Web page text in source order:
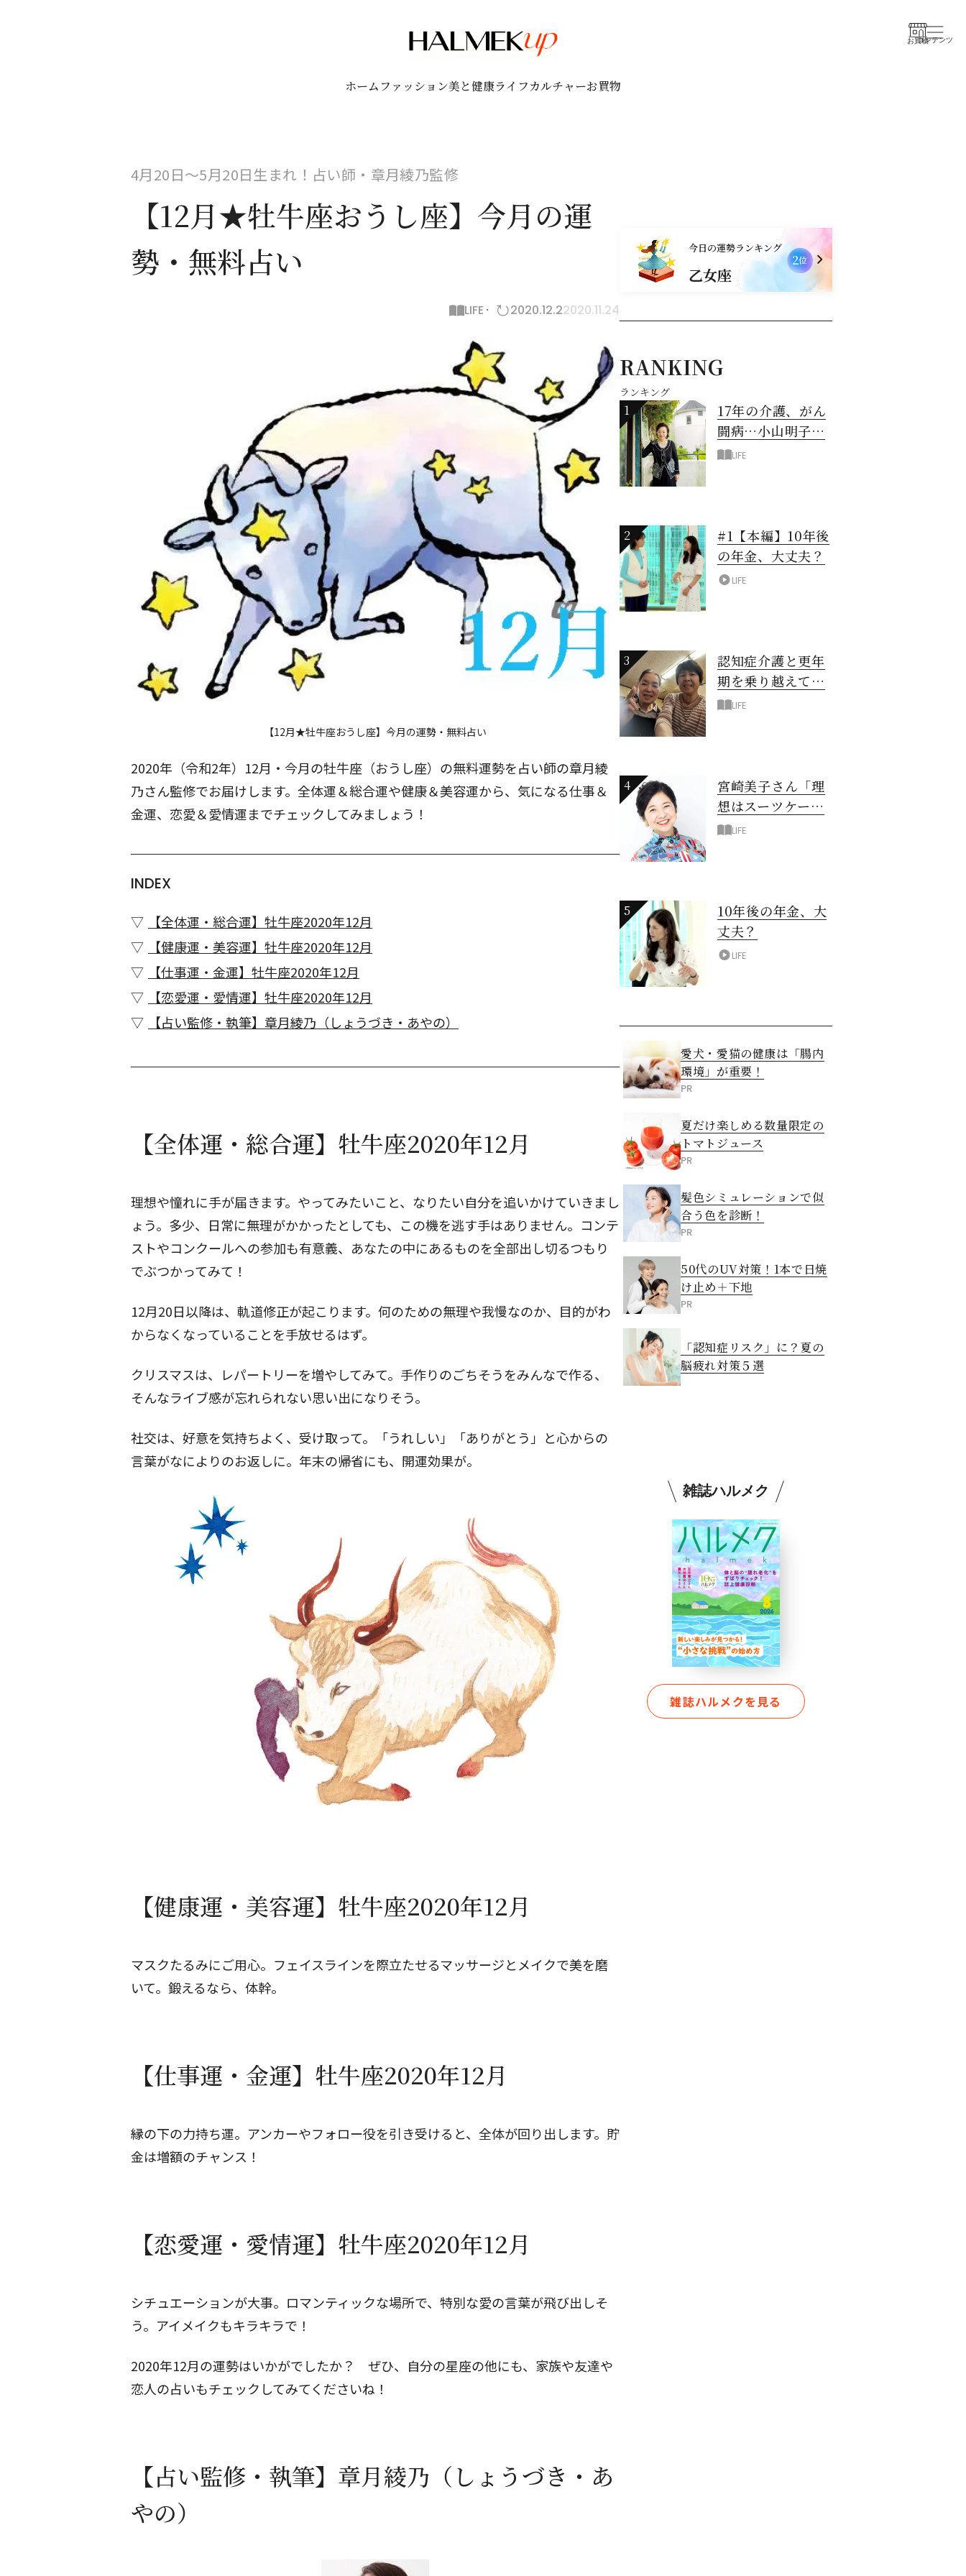
お買物コンテンツ
ホーム ファッション美と健康ライフカルチャーお買物
4月20日〜5月20日生まれ！占い師・章月綾乃監修
【12月★牡牛座おうし座】今月の運
勢・無料占い
LIFE 2020.12.22020.11.24
【12月★牡牛座おうし座】今月の運勢・無料占い
2020年（令和2年）12月・今月の牡牛座（おうし座）の無料運勢を占い師の章月綾
乃さん監修でお届けします。全体運＆総合運や健康＆美容運から、気になる仕事＆
金運、恋愛＆愛情運までチェックしてみましょう！
INDEX
【全体運・総合運】牡牛座2020年12月
【健康運・美容運】牡牛座2020年12月
【仕事運・金運】牡牛座2020年12月
【恋愛運・愛情運】牡牛座2020年12月
【占い監修・執筆】章月綾乃（しょうづき・あやの）
【全体運・総合運】牡牛座2020年12月
理想や憧れに手が届きます。やってみたいこと、なりたい自分を追いかけていきまし
ょう。多少、日常に無理がかかったとしても、この機を逃す手はありません。コンテ
ストやコンクールへの参加も有意義、あなたの中にあるものを全部出し切るつもり
でぶつかってみて！
12月20日以降は、軌道修正が起こります。何のための無理や我慢なのか、目的がわ
からなくなっていることを手放せるはず。
クリスマスは、レパートリーを増やしてみて。手作りのごちそうをみんなで作る、
そんなライブ感が忘れられない思い出になりそう。
社交は、好意を気持ちよく、受け取って。「うれしい」「ありがとう」と心からの
言葉がなによりのお返しに。年末の帰省にも、開運効果が。
【健康運・美容運】牡牛座2020年12月
マスクたるみにご用心。フェイスラインを際立たせるマッサージとメイクで美を磨
いて。鍛えるなら、体幹。
【仕事運・金運】牡牛座2020年12月
縁の下の力持ち運。アンカーやフォロー役を引き受けると、全体が回り出します。貯
金は増額のチャンス！
【恋愛運・愛情運】牡牛座2020年12月
シチュエーションが大事。ロマンティックな場所で、特別な愛の言葉が飛び出しそ
う。アイメイクもキラキラで！
2020年12月の運勢はいかがでしたか？ ぜひ、自分の星座の他にも、家族や友達や
恋人の占いもチェックしてみてくださいね！
【占い監修・執筆】章月綾乃（しょうづき・あ
やの）
今日の運勢ランキング
乙女座
2位
RANKING
ランキング
1
17年の介護、がん
闘病…小山明子さ
ん「今満たされて
LIFE
2
#1【本編】10年後
の年金、大丈夫？
LIFE
3
認知症介護と更年
期を乗り越えて！
6年の「通い介
LIFE
4
宮崎美子さん「理
想はスーツケース
一つでどこへでも
LIFE
5
10年後の年金、大
丈夫？
LIFE
愛犬・愛猫の健康は「腸内
環境」が重要！
PR
夏だけ楽しめる数量限定の
トマトジュース
PR
髪色シミュレーションで似
合う色を診断！
PR
50代のUV対策！1本で日焼
け止め＋下地
PR
「認知症リスク」に？夏の
脳疲れ対策５選
雑誌ハルメク
雑誌ハルメクを見る
閉じる